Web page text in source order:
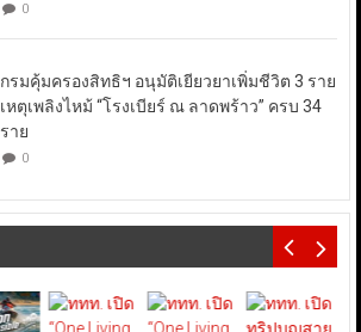
0
กรมคุ้มครองสิทธิฯ อนุมัติเยียวยาเพิ่มชีวิต 3 ราย
เหตุเพลิงไหม้ “โรงเบียร์ ณ ลาดพร้าว” ครบ 34
ราย
0